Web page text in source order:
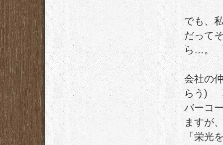
でも、
だって
ら…。
会社の
らう)
バーコ
ますが
「栄光